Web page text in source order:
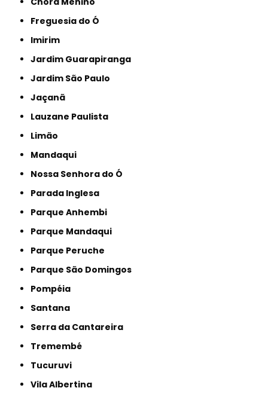
Freguesia do Ó
Imirim
Jardim Guarapiranga
Jardim São Paulo
Jaçanã
Lauzane Paulista
Limão
Mandaqui
Nossa Senhora do Ó
Parada Inglesa
Parque Anhembi
Parque Mandaqui
Parque Peruche
Parque São Domingos
Pompéia
Santana
Serra da Cantareira
Tremembé
Tucuruvi
Vila Albertina